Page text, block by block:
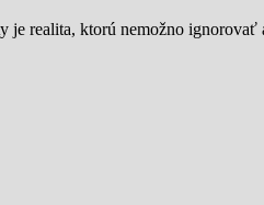
je realita, ktorú nemožno